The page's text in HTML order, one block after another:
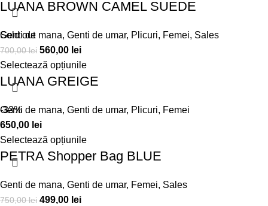
LUANA BROWN CAMEL SUEDE
Genti de mana, Genti de umar, Plicuri, Femei, Sales
700,00lei 560,00 lei
Selectează opțiunile
Sold out
LUANA GREIGE
Genti de mana, Genti de umar, Plicuri, Femei
650,00 lei
Selectează opțiunile
-33%
PETRA Shopper Bag BLUE
Genti de mana, Genti de umar, Femei, Sales
750,00lei 499,00 lei